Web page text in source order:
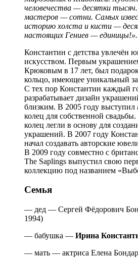
человечества — десятки
мастеров — сотни. Самых
историю холста и кисти —
настоящих Гениев — единицы!».
Константин с детства увлечён
искусством. Первым
Крюковым в 17 лет, был
кольцо, имеющее уникальный
С тех пор Константин каждый
разрабатывает дизайн
близким. В 2005 году выступил
колец для собственной
колец легли в основу для
украшений. В 2007 году
начал создавать авторские
В 2009 году совместно с
The Saplings выпустил свою
коллекцию под названием
Семья
— дед — Сергей Фёдорович
1994)
— бабушка — Ирина
— мать — актриса Елена